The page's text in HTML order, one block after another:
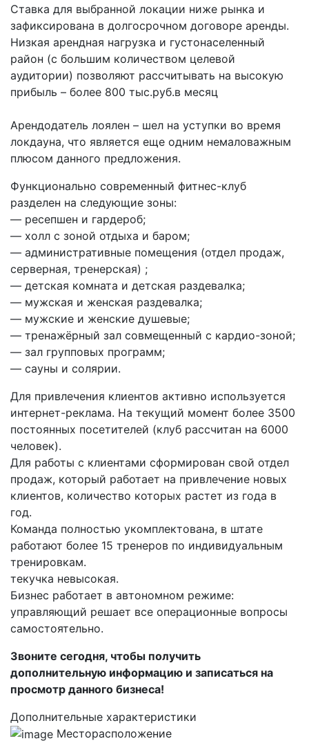
Ставка для выбранной локации ниже рынка и
зафиксирована в долгосрочном договоре аренды.
Низкая арендная нагрузка и густонаселенный
район (с большим количеством целевой
аудитории) позволяют рассчитывать на высокую
прибыль – более 800 тыс.руб.в месяц
Арендодатель лоялен – шел на уступки во время
локдауна, что является еще одним немаловажным
плюсом данного предложения.
Функционально современный фитнес-клуб
разделен на следующие зоны:
— ресепшен и гардероб;
— холл с зоной отдыха и баром;
— административные помещения (отдел продаж,
серверная, тренерская) ;
— детская комната и детская раздевалка;
— мужская и женская раздевалка;
— мужские и женские душевые;
— тренажёрный зал совмещенный с кардио-зоной;
— зал групповых программ;
— сауны и солярии.
Для привлечения клиентов активно используется
интернет-реклама. На текущий момент более 3500
постоянных посетителей (клуб рассчитан на 6000
человек).
Для работы с клиентами сформирован свой отдел
продаж, который работает на привлечение новых
клиентов, количество которых растет из года в
год.
Команда полностью укомплектована, в штате
работают более 15 тренеров по индивидуальным
тренировкам.
текучка невысокая.
Бизнес работает в автономном режиме:
управляющий решает все операционные вопросы
самостоятельно.
Звоните сегодня, чтобы получить
дополнительную информацию и записаться на
просмотр данного бизнеса!
Дополнительные характеристики
Месторасположение